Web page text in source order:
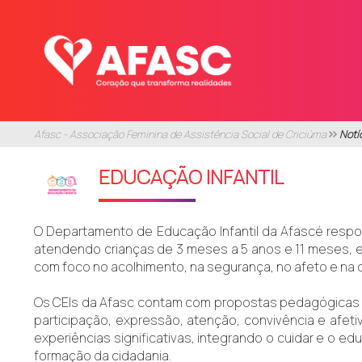
Afasc - Associação Feminina de Assistência Social de Criciúma
EDUCAÇÃO INFANTIL
O Departamento de Educação Infantil da Afascé
atendendo crianças de 3 meses a 5 anos e 11
com foco no acolhimento, na segurança, no afeto e
Os CEIs da Afasc contam com propostas
participação, expressão, atenção, convivência e
experiências significativas, integrando o cuidar e o
formação da cidadania.